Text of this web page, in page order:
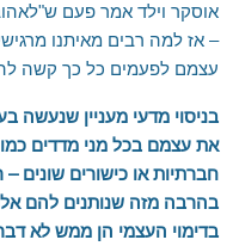
קריית אונו
כרמיאל ומשגב
טבריה ועמק
ראש פינה, אצבע
אשדוד, אשקלון
אוסקר וילד אמר פעם
– אז למה רבים מאיתנו
עצמם לפעמים כל כך קשה
בניסוי מדעי מעניין
את עצמם בכל מני מדדים כמו
חברתיות או כישורים שונים
בהרבה מזה שנותנים להם
בדימוי העצמי הן ממש לא